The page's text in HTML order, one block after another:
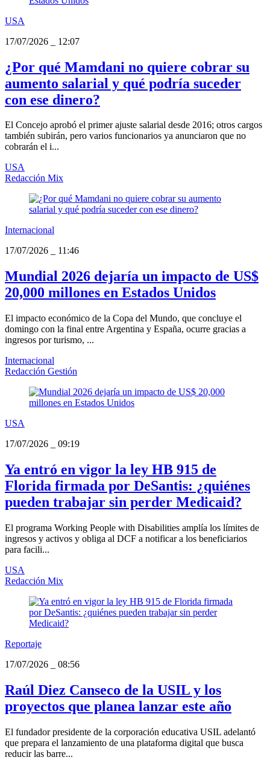
USA
17/07/2026
12:07
¿Por qué Mamdani no quiere cobrar su
aumento salarial y qué podría suceder
con ese dinero?
El Concejo aprobó el primer ajuste salarial desde 2016; otros cargos
también subirán, pero varios funcionarios ya anunciaron que no
cobrarán el i...
USA
Redacción Mix
Internacional
17/07/2026
11:46
Mundial 2026 dejaría un impacto de US$
20,000 millones en Estados Unidos
El impacto económico de la Copa del Mundo, que concluye el
domingo con la final entre Argentina y España, ocurre gracias a
ingresos por turismo, ...
Internacional
Redacción Gestión
USA
17/07/2026
09:19
Ya entró en vigor la ley HB 915 de
Florida firmada por DeSantis: ¿quiénes
pueden trabajar sin perder Medicaid?
El programa Working People with Disabilities amplía los límites de
ingresos y activos y obliga al DCF a notificar a los beneficiarios
para facili...
USA
Redacción Mix
Reportaje
17/07/2026
08:56
Raúl Diez Canseco de la USIL y los
proyectos que planea lanzar este año
El fundador presidente de la corporación educativa USIL adelantó
que prepara el lanzamiento de una plataforma digital que busca
reducir las barre...